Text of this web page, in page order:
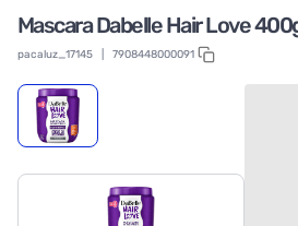
Mascara Dabelle Hair Love
pacaluz_17145 7908448000091